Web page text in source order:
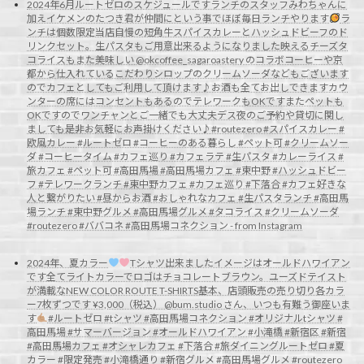
2024年6月ルートゼロのスケジュールですランチのスタッフみわちゃんに
加えイケメンのたつき君が仲間にという事でほぼ毎日ランチやります
ラ
ンチは個数限定当店自慢の短角牛スパイスカレーとハッシュドビーフのド
リンクセット。生パスタもご用意出来るようになりました映えるチーズタ
コライスもまた美味しい @okcoffee_sagaroastery のコラボコーヒーや京
都から仕入れているこだわりシロップのクリームソーダなどもございます
のでカフェとしてもご利用して頂けます♪お酒も全てお出しできますカウ
ンターの席にはコンセントもあるのでテレワークもOKですまたペットも
OKですのでワンチャンとご一緒でも大丈夫デス夜のご予約や貸切に関し
ましても是非お気軽にお声掛けください♪#routezero #スパイスカレー #
欧風カレー #ルートゼロ #コーヒーのある暮らし #ペット可 #クリームソー
ダ #コーヒータイム #カフェ巡り #カフェラテ #生パスタ #カレーライス #
旅カフェ #ペット可 #高田馬場 #高田馬場カフェ #東中野 #ハッシュドビー
フ #テレワークランチ #東中野カフェ #カフェ巡り #下落合 #カフェ好きな
人と繋がりたい #昼からお酒 #おしゃれなカフェ #生パスタランチ #高田馬
場ランチ #東中野グルメ #高田馬場グルメ #タコライス #クリームソーダ
#routezero #ババコネ #高田馬場コネクション - from Instagram
2024年、夏カラー
Tシャツ出来ましたイメージはオールドハワイアン
です全てライトカラーでロゴはチョコレートブラウン。ユーズドテイスト
が満載なNEW COLOR ROUTE T-SHIRTS基本、店頭販売の売り切り各カラ
ー7枚ずつです ¥3,000（税込） @bum.studio さん、いつも有難う御座いま
す
#ルートゼロ #tシャツ #高田馬場コネクション #オリジナルtシャツ #
高田馬場 #サマーバージョン #オールドハワイアン #小滝橋 #新宿区 #新宿
#高田馬場カフェ #オシャレカフェ #下落合 #旅ダイニングルートゼロ #夏
カラー #限定発売 #小滝橋通り #新宿グルメ #高田馬場グルメ #routezero